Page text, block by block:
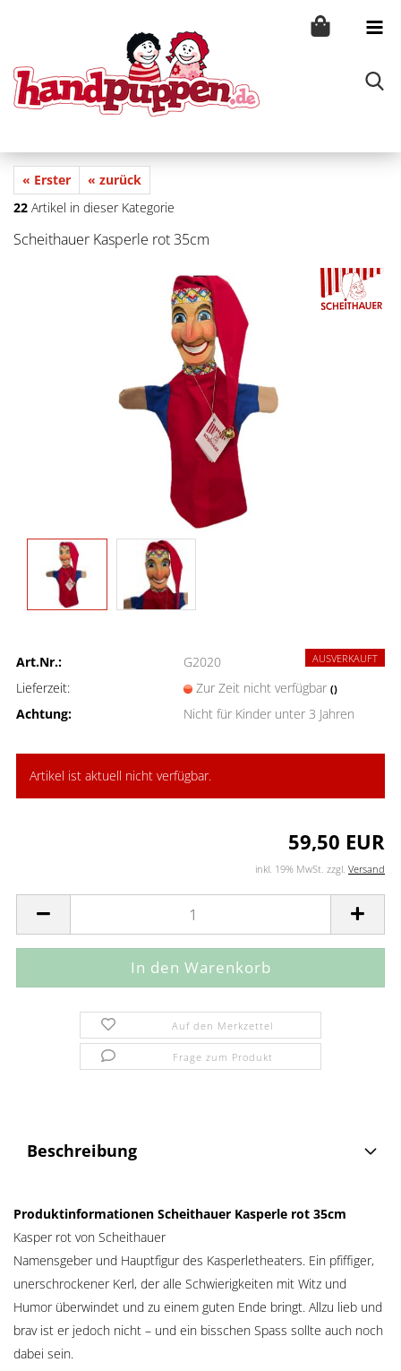
« Erster
« zurück
22 Artikel in dieser Kategorie
Scheithauer Kasperle rot 35cm
AUSVERKAUFT
Art.Nr.:
G2020
Lieferzeit:
Zur Zeit nicht verfügbar ()
Achtung: Nicht für Kinder unter 3 Jahren
Artikel ist aktuell nicht verfügbar.
59,50 EUR
inkl. 19% MwSt. zzgl. Versand
Auf den Merkzettel
Frage zum Produkt
Beschreibung
Produktinformationen Scheithauer Kasperle rot 35cm
Kasper rot von Scheithauer
Namensgeber und Hauptfigur des Kasperletheaters. Ein pfiffiger,
unerschrockener Kerl, der alle Schwierigkeiten mit Witz und
Humor überwindet und zu einem guten Ende bringt. Allzu lieb und
brav ist er jedoch nicht – und ein bisschen Spass sollte auch noch
dabei sein.